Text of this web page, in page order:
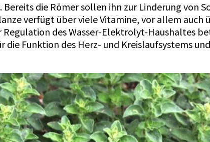
die Römer sollen ihn zur Linderung von
verfügt über viele Vitamine, vor allem auch
des Wasser-Elektrolyt-Haushaltes
die Funktion des Herz- und Kreislaufsystems